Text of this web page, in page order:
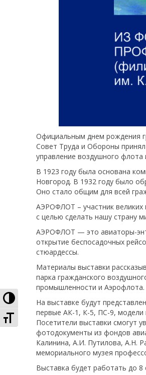
Высокая контрастность
Увеличенный шрифт
Официальным днем рождения
Совет Труда и Обороны
управление воздушного флота
В 1923 году была основана
Новгород. В 1932 году было
Оно стало общим для всей
АЭРОФЛОТ – участник великих
с целью сделать нашу страну
АЭРОФЛОТ — это авиаторы-
открытие беспосадочных
стюардессы.
Материалы выставки
парка гражданского
промышленности и Аэрофлота.
На выставке будут
первые АК-1, К-5, ПС-9, модели
Посетители выставки смогут
фотодокументы из фондов
Калинина, А.И. Путилова, А.Н.
мемориального музея
Выставка будет работать до 8